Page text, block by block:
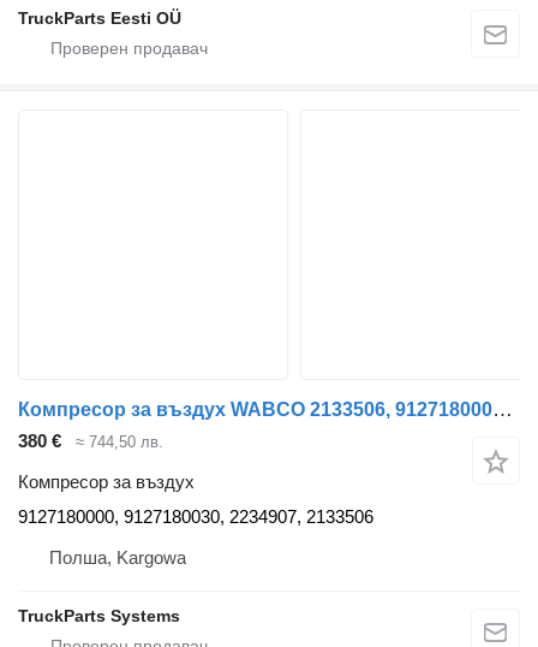
TruckParts Eesti OÜ
Компресор за въздух WABCO 2133506, 9127180000 за влекач DAF XF 106
380 € ≈ 744,50 лв.
Компресор за въздух
9127180000, 9127180030, 2234907, 2133506
Полша, Kargowa
TruckParts Systems